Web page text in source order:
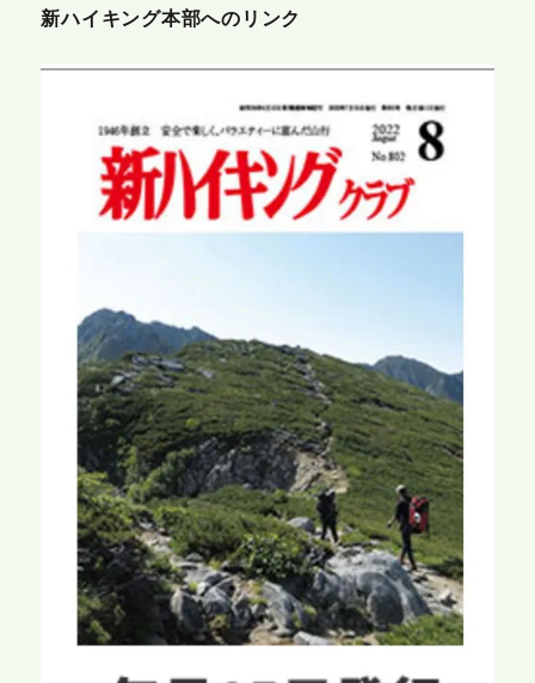
新ハイキング本部へのリンク